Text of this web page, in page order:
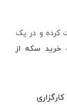
کرده و در یک
خرید سکه از